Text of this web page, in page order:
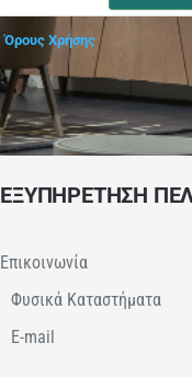
Όρους Χρήσης
ΕΞΥΠΗΡΕΤΗΣΗ
Επικοινωνία
Φυσικά Καταστήματα
E-mail